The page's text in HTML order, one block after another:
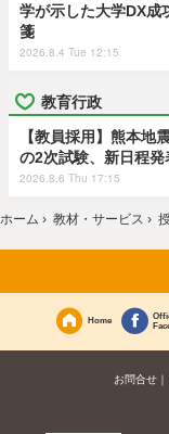
学が示した大学DX成
箋
2026.8.4 Tue 12:15
教育行政
【教員採用】熊本地
の2次試験、新日程発
2026.8.6 Thu 17:15
ホーム › 教材・サービス ›
Home
お問合せ